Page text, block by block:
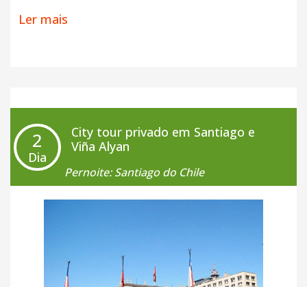
Você ficará hospedado em um dos bairros mais
comerciais e une o moderno com o histórico, em sua
arquitetura, nas praças, e em toda sua extensão!
Hoje o dia é livre para você se ambientar.
Dica:A noite, uma boa pedida é ir para o bairro
Bella Vista, onde se encontram uma variedade de
ambiente muito animado. Para fazer compras, vá
ao shopping Parque Arauco ou ao Costanera
Center (esse é o mais moderno da cidade, situado
Ler mais
2
Dia
City tour privado em Santiago e
Viña Alyan
Pernoite: Santiago do Chile